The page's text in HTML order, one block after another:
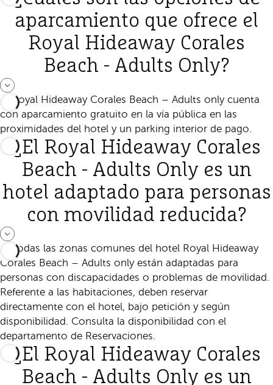
aparcamiento que ofrece el
Royal Hideaway Corales
Beach - Adults Only?
El Royal Hideaway Corales Beach – Adults only cuenta
con aparcamiento gratuito en la vía pública en las
proximidades del hotel y un parking interior de pago.
¿El Royal Hideaway Corales
Beach - Adults Only es un
hotel adaptado para personas
con movilidad reducida?
Sí, todas las zonas comunes del hotel Royal Hideaway
Corales Beach – Adults only están adaptadas para
personas con discapacidades o problemas de movilidad.
Referente a las habitaciones, deben reservar
directamente con el hotel, bajo petición y según
disponibilidad. Consulta la disponibilidad con el
departamento de Reservaciones.
¿El Royal Hideaway Corales
Beach - Adults Only es un